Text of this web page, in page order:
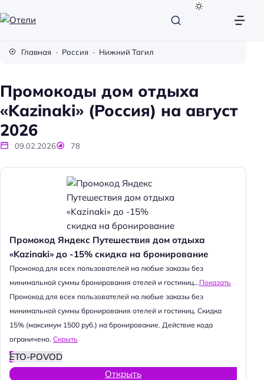
и
Главная Россия Нижний Тагил
Промокоды дом отдыха
«Kazinaki» (Россия) на август
2026
09.02.2026 78
Промокод Яндекс Путешествия дом отдыха
«Kazinaki» до -15% скидка на бронирование
Промокод для всех пользователей на любые заказы без
минимальной суммы бронирования отелей и гостиниц...Показать
Промокод для всех пользователей на любые заказы без
минимальной суммы бронирования отелей и гостиниц. Скидка
15% (максимум 1500 руб.) на бронирование. Действие кода
ограничено. Скрыть
ETO-POVOD
Открыть